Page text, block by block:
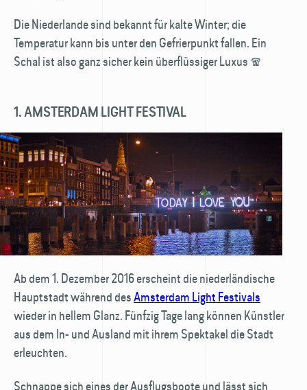
Die Niederlande sind bekannt für kalte Winter; die
Temperatur kann bis unter den Gefrierpunkt fallen. Ein
Schal ist also ganz sicher kein überflüssiger Luxus 🧣
1. AMSTERDAM LIGHT FESTIVAL
Ab dem 1. Dezember 2016 erscheint die niederländische
Hauptstadt während desAmsterdam Light Festivals
wieder in hellem Glanz. Fünfzig Tage lang können Künstler
aus dem In- und Ausland mit ihrem Spektakel die Stadt
erleuchten.
Schnappe sich eines der Ausflugsboote und lässt sich